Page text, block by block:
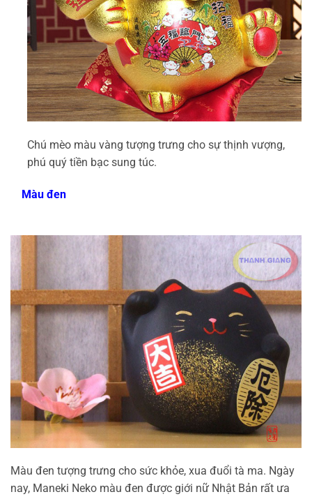
Chú mèo màu vàng tượng trưng cho sự thịnh vượng,
phú quý tiền bạc sung túc.
Màu đen
Màu đen tượng trưng cho sức khỏe, xua đuổi tà ma. Ngày
nay, Maneki Neko màu đen được giới nữ Nhật Bản rất ưa